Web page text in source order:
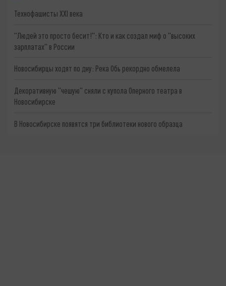
Технофашисты XXI века
"Людей это просто бесит!": Кто и как создал миф о "высоких
зарплатах" в России
Новосибирцы ходят по дну: Река Обь рекордно обмелела
Декоративную "чешую" сняли с купола Оперного театра в
Новосибирске
В Новосибирске появятся три библиотеки нового образца